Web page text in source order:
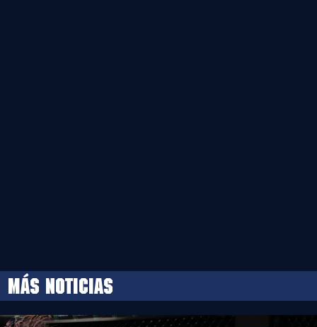
MÁS NOTICIAS